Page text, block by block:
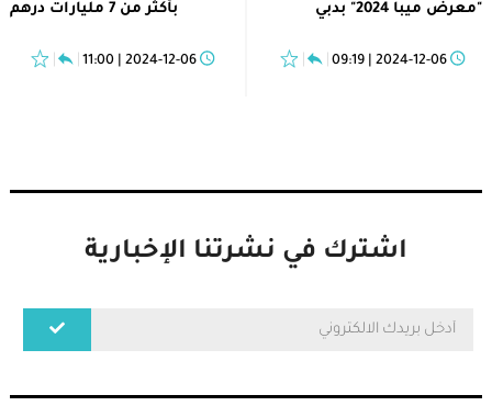
"معرض ميبا 2024" بدبي
2024-12-06 | 09:19
بأكثر من 7 مليارات درهم
2024-12-06 | 11:00
اشترك في نشرتنا الإخبارية